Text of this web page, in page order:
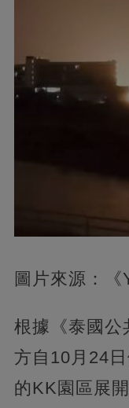
圖片來源：《
根據《泰國公
方自10月24
的KK園區展